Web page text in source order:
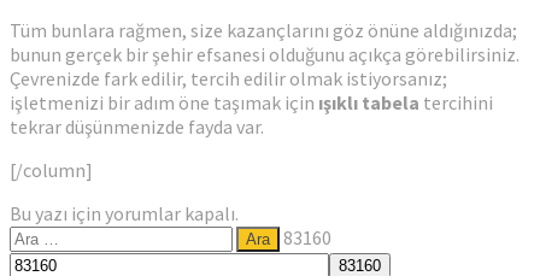
Tüm bunlara rağmen, size kazançlarını göz önüne aldığınızda;
bunun gerçek bir şehir efsanesi olduğunu açıkça görebilirsiniz.
Çevrenizde fark edilir, tercih edilir olmak istiyorsanız;
işletmenizi bir adım öne taşımak için ışıklı tabela tercihini
tekrar düşünmenizde fayda var.
[/column]
Bu yazı için yorumlar kapalı.
Arama:
83160